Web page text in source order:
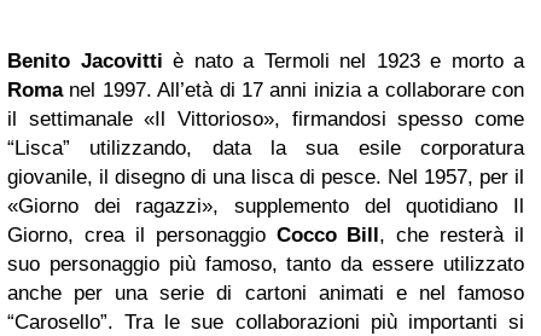
Benito Jacovitti è nato a Termoli nel 1923 e morto a
Romanel 1997. All’età di 17 anni inizia a collaborare con
il settimanale «Il Vittorioso», firmandosi spesso come
“Lisca” utilizzando, data la sua esile corporatura
giovanile, il disegno di una lisca di pesce. Nel 1957, per il
«Giorno dei ragazzi», supplemento del quotidiano Il
Giorno, crea il personaggio Cocco Bill, che resterà il
suo personaggio più famoso, tanto da essere utilizzato
anche per una serie di cartoni animati e nel famoso
“Carosello”. Tra le sue collaborazioni più importanti si